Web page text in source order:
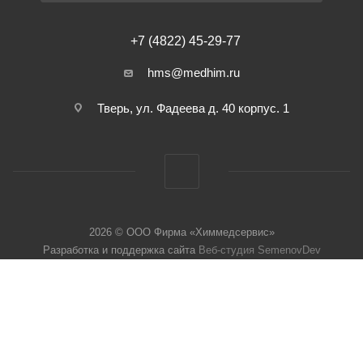
+7 (4822) 45-29-77
hms@medhim.ru
Тверь, ул. Фадеева д. 40 корпус. 1
2026 © ООО Фирма «Химмедсервис»
Разработка и поддержка сайта Веб-студия SemenovDev